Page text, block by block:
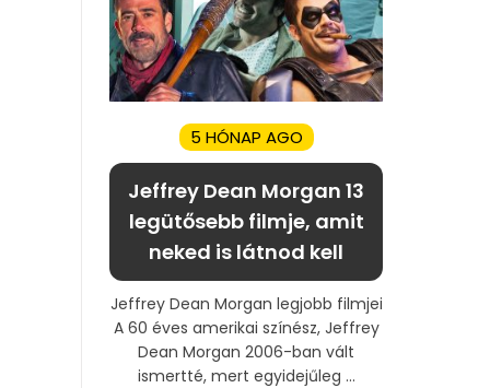
5 HÓNAP AGO
Jeffrey Dean Morgan 13
legütősebb filmje, amit
neked is látnod kell
Jeffrey Dean Morgan legjobb filmjei
A 60 éves amerikai színész, Jeffrey
Dean Morgan 2006-ban vált
ismertté, mert egyidejűleg ...